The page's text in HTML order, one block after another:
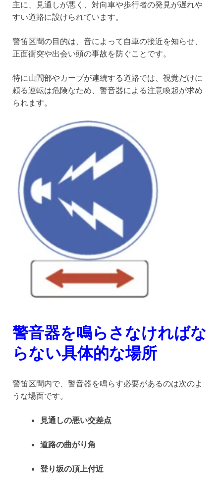
主に、見通しが悪く、対向車や歩行者の発見が遅れや
すい道路に設けられています。
警笛区間の目的は、音によって自車の接近を知らせ、
正面衝突や出会い頭の事故を防ぐことです。
特に山間部やカーブが連続する道路では、視覚だけに
頼る運転は危険なため、警音器による注意喚起が求め
られます。
警音器を鳴らさなければな
らない具体的な場所
警笛区間内で、警音器を鳴らす必要があるのは次のよ
うな場面です。
見通しの悪い交差点
道路の曲がり角
登り坂の頂上付近